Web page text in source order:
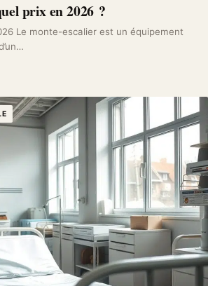
prix en 2026 ?
Le monte-escalier est un équipement